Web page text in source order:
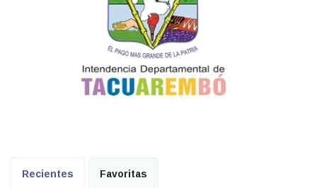
Recientes Favoritas